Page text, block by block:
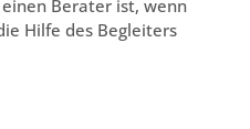
Berater ist, wenn
Hilfe des Begleiters